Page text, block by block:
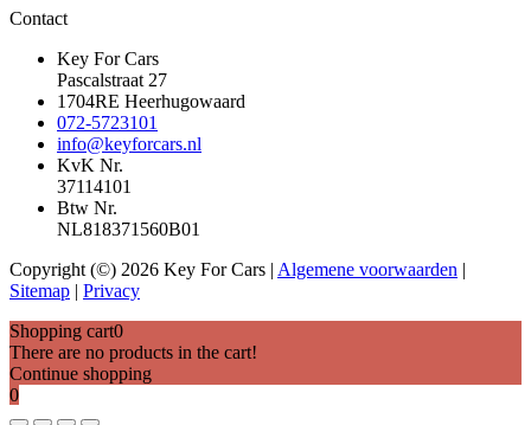
Contact
Key For Cars
Pascalstraat 27
1704RE Heerhugowaard
072-5723101
info@keyforcars.nl
KvK Nr.
37114101
Btw Nr.
NL818371560B01
Copyright (©) 2026 Key For Cars | Algemene voorwaarden |
Sitemap | Privacy
Shopping cart0
There are no products in the cart!
Continue shopping
0